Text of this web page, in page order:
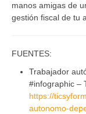
manos amigas de
gestión fiscal de tu
FUENTES:
Trabajador
#infographic –
https://
autonomo-